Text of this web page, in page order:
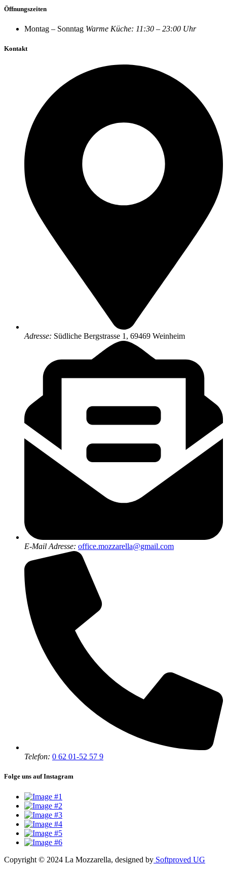
Öffnungszeiten
Montag – Sonntag Warme Küche: 11:30 – 23:00 Uhr
Kontakt
Adresse: Südliche Bergstrasse 1, 69469 Weinheim
E-Mail Adresse: office.mozzarella@gmail.com
Telefon: 0 62 01-52 57 9
Folge uns auf Instagram
Copyright © 2024 La Mozzarella, designed by Softproved UG